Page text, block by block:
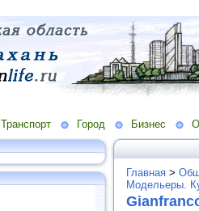
Транспорт Город Бизнес
Главная >
Модельеры.